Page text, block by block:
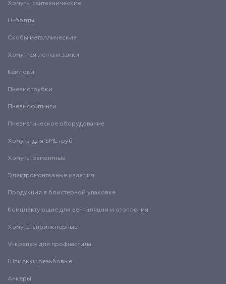
Хомуты сантехнические
U-болты
Скобы металлические
Хомутная лента и замки
Камлоки
Пневмотрубки
Пневмофитинги
Пневматическое оборудование
Хомуты для SML труб
Хомуты ремонтные
Электромонтажные изделия
Продукция в блистерной упаковке
Комплектующие для вентиляции и отопления
Хомуты спринклерные
V-крепеж для профнастила
Шпильки резьбовые
Анкеры